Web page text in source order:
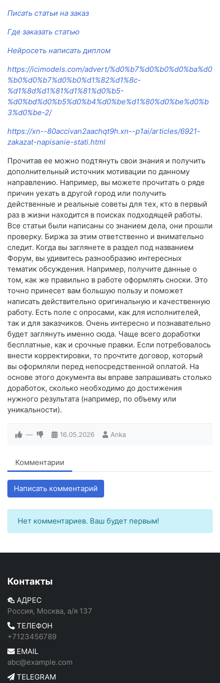
Писать статьи на заказ
Где заказать статью
Нейросеть написать диплом
https://icimodels.com/advert/%d0%b7%d0%b0%d0%ba%d0
%b0%d0%b7%d0%b0%d1%82%d1%8c-
%d1%8d%d1%81%d1%81%d0%b5-
%d0%bd%d0%b5%d0%b4%d0%be%d1%80%d0%be%d0%b
3%d0%be-2/
https://xn--80accivan2aachqt9h.xn--p1ai/articles/6921-
zakazat-napisanie-stati.html
Прочитав ее можно подтянуть свои знания и получить
дополнительный источник мотивации по данному
направлению. Например, вы можете прочитать о ряде
причин уехать в другой город или получить
действенные и реальные советы для тех, кто в первый
раз в жизни находится в поисках подходящей работы.
Все статьи были написаны со знанием дела, они прошли
проверку. Биржа за этим ответственно и внимательно
следит. Когда вы заглянете в раздел под названием
Форум, вы удивитесь разнообразию интересных
тематик обсуждения. Например, получите данные о
том, как же правильно в работе оформлять сноски. Это
точно принесет вам большую пользу и поможет
написать действительно оригинальную и качественную
работу. Есть поле с опросами, как для исполнителей,
так и для заказчиков. Очень интересно и познавательно
будет заглянуть именно сюда. Чаще всего доработки
бесплатные, как и срочные правки. Если потребовалось
внести корректировки, то прочтите договор, который
вы оформляли перед непосредственной оплатой. На
основе этого документа вы вправе запрашивать столько
доработок, сколько необходимо до достижения
нужного результата (например, по объему или
уникальности).
— 16.05.2026 Anka
Комментарии
Написать комментарий
Нет комментариев. Ваш будет первым!
Контакты
АДРЕС
Россия, Москва, а/я 137
ТЕЛЕФОН
+7123456789
EMAIL
abc@example.com
TELEGRAM